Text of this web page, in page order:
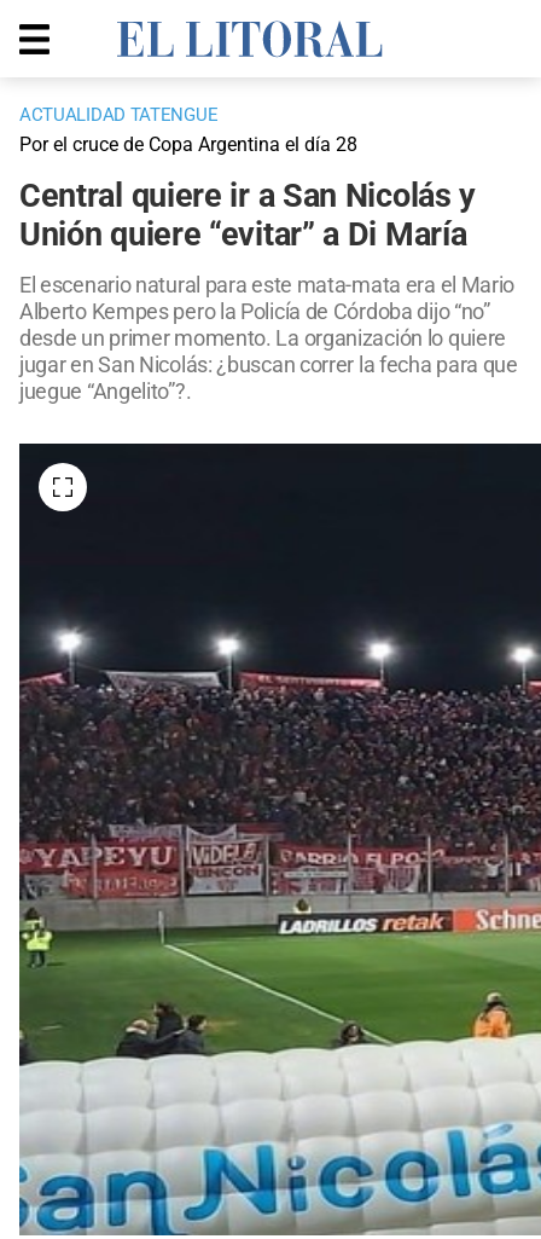
ACTUALIDAD TATENGUE
Por el cruce de Copa Argentina el día 28
Central quiere ir a San Nicolás y
Unión quiere “evitar” a Di María
El escenario natural para este mata-mata era el Mario
Alberto Kempes pero la Policía de Córdoba dijo “no”
desde un primer momento. La organización lo quiere
jugar en San Nicolás: ¿buscan correr la fecha para que
juegue “Angelito”?.